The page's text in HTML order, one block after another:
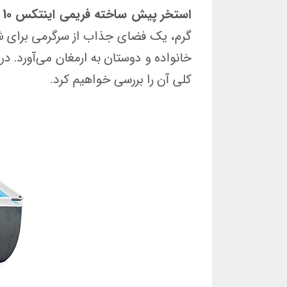
استخر پیش ساخته فریمی اینتکس 10 متری کد 26378
گرم، یک فضای جذاب از سرگرمی برای
کلی آن را بررسی خواهیم کرد.